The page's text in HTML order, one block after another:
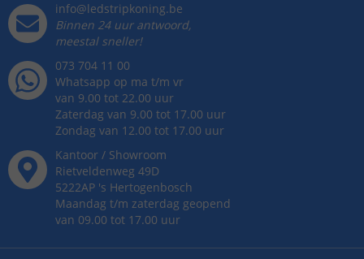
info@ledstripkoning.be
Binnen 24 uur antwoord,
meestal sneller!
073 704 11 00
Whatsapp op ma t/m vr
van 9.00 tot 22.00 uur
Zaterdag van 9.00 tot 17.00 uur
Zondag van 12.00 tot 17.00 uur
Kantoor / Showroom
Rietveldenweg 49D
5222AP 's Hertogenbosch
Maandag t/m zaterdag geopend
van 09.00 tot 17.00 uur